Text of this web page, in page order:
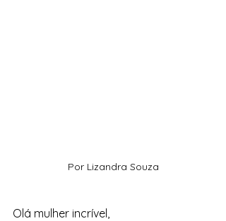
Por Lizandra Souza
Olá mulher incrível,